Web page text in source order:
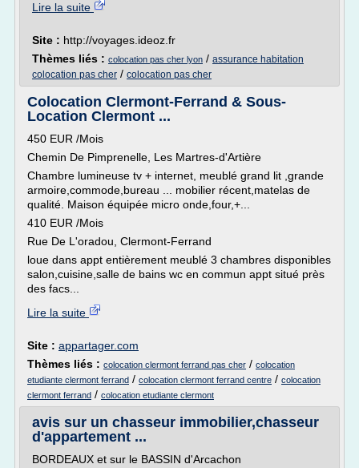
Lire la suite
Site : http://voyages.ideoz.fr
Thèmes liés : colocation pas cher lyon / assurance habitation
colocation pas cher / colocation pas cher
Colocation Clermont-Ferrand & Sous-
Location Clermont ...
450 EUR /Mois
Chemin De Pimprenelle, Les Martres-d'Artière
Chambre lumineuse tv + internet, meublé grand lit ,grande
armoire,commode,bureau ... mobilier récent,matelas de
qualité. Maison équipée micro onde,four,+...
410 EUR /Mois
Rue De L'oradou, Clermont-Ferrand
loue dans appt entièrement meublé 3 chambres disponibles
salon,cuisine,salle de bains wc en commun appt situé près
des facs...
Lire la suite
Site : appartager.com
Thèmes liés : colocation clermont ferrand pas cher / colocation
etudiante clermont ferrand / colocation clermont ferrand centre / colocation
clermont ferrand / colocation etudiante clermont
avis sur un chasseur immobilier,chasseur
d'appartement ...
BORDEAUX et sur le BASSIN d'Arcachon